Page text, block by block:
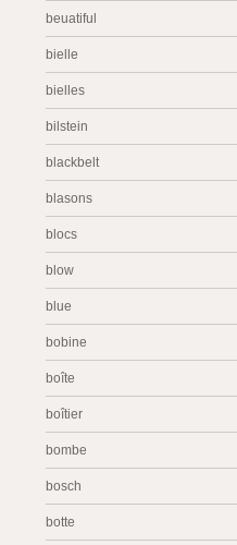
beuatiful
bielle
bielles
bilstein
blackbelt
blasons
blocs
blow
blue
bobine
boîte
boîtier
bombe
bosch
botte